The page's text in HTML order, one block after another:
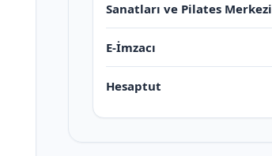
Sanatları ve Pilates Merkezi
E-İmzacı
Hesaptut